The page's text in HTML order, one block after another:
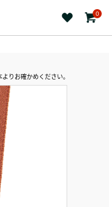
0
りお確かめください。